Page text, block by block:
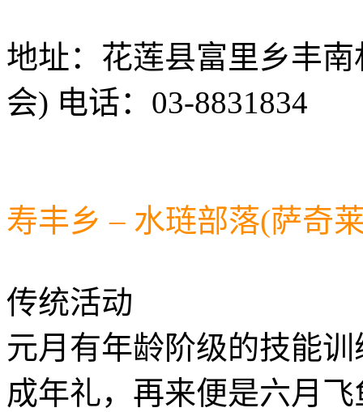
地址：花莲县富里乡丰
会) 电话：03-8831834
寿丰乡 – 水琏部落(萨奇
传统活动
元月有年龄阶级的技能
成年礼，再来便是六月